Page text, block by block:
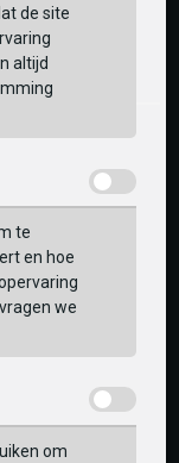
de site
altijd
te
en hoe
we
om